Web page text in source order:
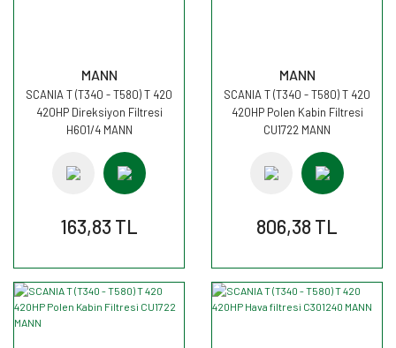
MANN
SCANIA T (T340 - T580) T 420
420HP Direksiyon Filtresi
H601/4 MANN
163,83 TL
MANN
SCANIA T (T340 - T580) T 420
420HP Polen Kabin Filtresi
CU1722 MANN
806,38 TL